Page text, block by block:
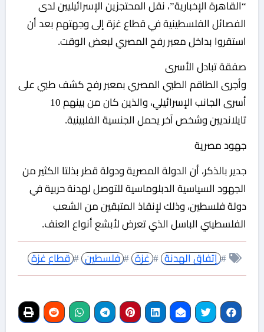
“القاهرة الإخبارية”، نقل المحتجزين الإسرائيليين لدى
الفصائل الفلسطينية في قطاع غزة إلى وجهتهم بعد أن
استقروا بداخل معبر رفح المصري لبعض الوقت.
صفقة تبادل الأسرى
وأجرى الطاقم الطبي المصري بمعبر رفح كشف طبي على
أسرى الجانب الإسرائيلي، والذين كان من بينهم 10
تايلانديين وشخص آخر يحمل الجنسية الفلبينية.
جهود مصرية
جدير بالذكر، أن الدولة المصرية ودولة قطر بذلتا الكثير من
الجهود السياسية الدبلوماسية للتوصل لهدنة حربية في
دولة فلسطين، وذلك لإنقاذ المتبقين من الشعب
الفلسطيني الباسل الذي تعرض لأبشع أنواع العنف.
# إتفاق الهدنة # غزة # فلسطين # قطاع غزة